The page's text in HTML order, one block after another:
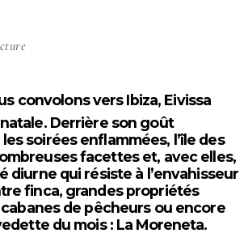
convolons vers Ibiza, Eivissa
Derrière son goût
soirées enflammées, l’île des
facettes et, avec elles,
diurne qui résiste à l’envahisseur
finca, grandes propriétés
de pêcheurs ou encore
du mois : La Moreneta.